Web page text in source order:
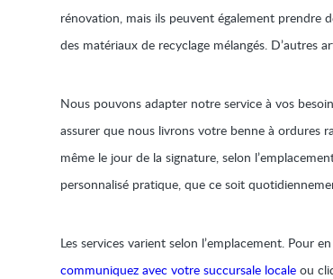
rénovation, mais ils peuvent également prendre
des matériaux de recyclage mélangés. D’autres
Nous pouvons adapter notre service à vos
assurer que nous livrons votre benne à ordures
même le jour de la signature, selon
personnalisé pratique, que ce soit
Les services varient selon l’emplacement. Pour
communiquez avec votre succursale locale ou